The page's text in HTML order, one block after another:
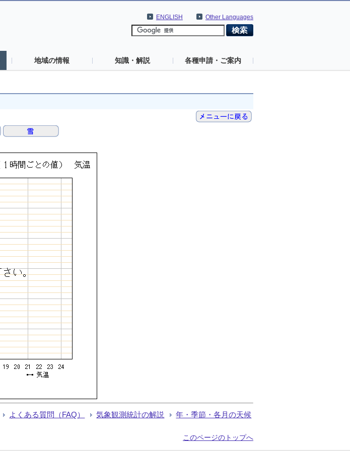
Other Languages
ENGLISH
地域の情報 知識・解説 各種申請・ご案内
よくある質問（FAQ） 気象観測統計の解説 年・季節・各月の天候
このページのトップへ